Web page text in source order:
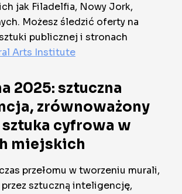
jak Filadelfia, Nowy Jork,
Możesz śledzić oferty na
publicznej i stronach
Arts Institute
2025: sztuczna
zrównoważony
cyfrowa w
miejskich
przełomu w tworzeniu murali,
sztuczną inteligencję,